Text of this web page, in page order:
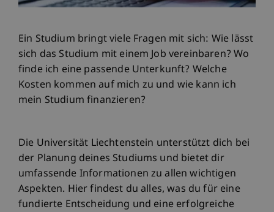
Ein Studium bringt viele Fragen mit sich: Wie lässt
sich das Studium mit einem Job vereinbaren? Wo
finde ich eine passende Unterkunft? Welche
Kosten kommen auf mich zu und wie kann ich
mein Studium finanzieren?
Die Universität Liechtenstein unterstützt dich bei
der Planung deines Studiums und bietet dir
umfassende Informationen zu allen wichtigen
Aspekten. Hier findest du alles, was du für eine
fundierte Entscheidung und eine erfolgreiche